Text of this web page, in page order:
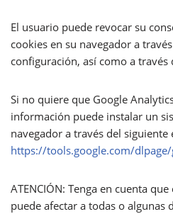
El usuario puede revocar su
cookies en su navegador a
configuración, así como a través
Si no quiere que Google
información puede instalar un
navegador a través del siguiente
https://tools.google.com/
ATENCIÓN: Tenga en cuenta
puede afectar a todas o algunas